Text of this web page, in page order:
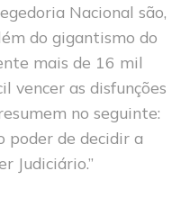
Nacional são,
do gigantismo do
mais de 16 mil
vencer as disfunções
no seguinte:
poder de decidir a
Judiciário.”